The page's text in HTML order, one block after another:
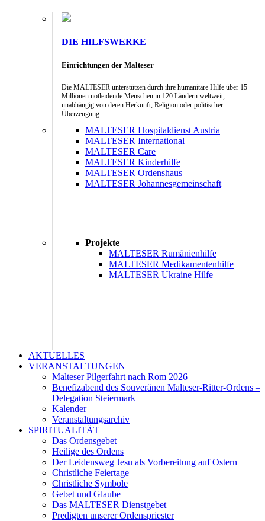
DIE HILFSWERKE
Einrichtungen der Malteser
Die MALTESER unterstützen durch ihre humanitäre Hilfe über 15
Millionen notleidende Menschen in 120 Ländern weltweit,
unabhängig von deren Herkunft, Religion oder politischer
Überzeugung.
MALTESER Hospitaldienst Austria
MALTESER International
MALTESER Care
MALTESER Kinderhilfe
MALTESER Ordenshaus
MALTESER Johannesgemeinschaft
Projekte
MALTESER Rumänienhilfe
MALTESER Medikamentenhilfe
MALTESER Ukraine Hilfe
AKTUELLES
VERANSTALTUNGEN
Malteser Pilgerfahrt nach Rom 2026
Benefizabend des Souveränen Malteser-Ritter-Ordens –
Delegation Steiermark
Kalender
Veranstaltungsarchiv
SPIRITUALITÄT
Das Ordensgebet
Heilige des Ordens
Der Leidensweg Jesu als Vorbereitung auf Ostern
Christliche Feiertage
Christliche Symbole
Gebet und Glaube
Das MALTESER Dienstgebet
Predigten unserer Ordenspriester